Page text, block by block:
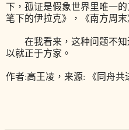
下，孤证是假象世界里唯一
笔下的伊拉克》，《南方周末
在我看来，这种问题不知
以就正于方家。
作者:高王凌，来源: 《同舟共